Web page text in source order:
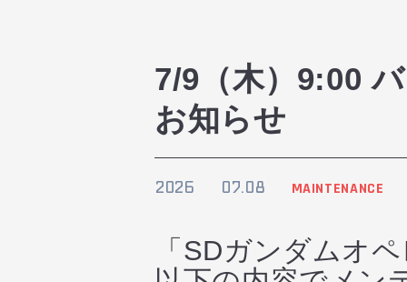
7/9（木）9:00
お知らせ
2026 07.08 MAINTENANCE
「SDガンダムオ